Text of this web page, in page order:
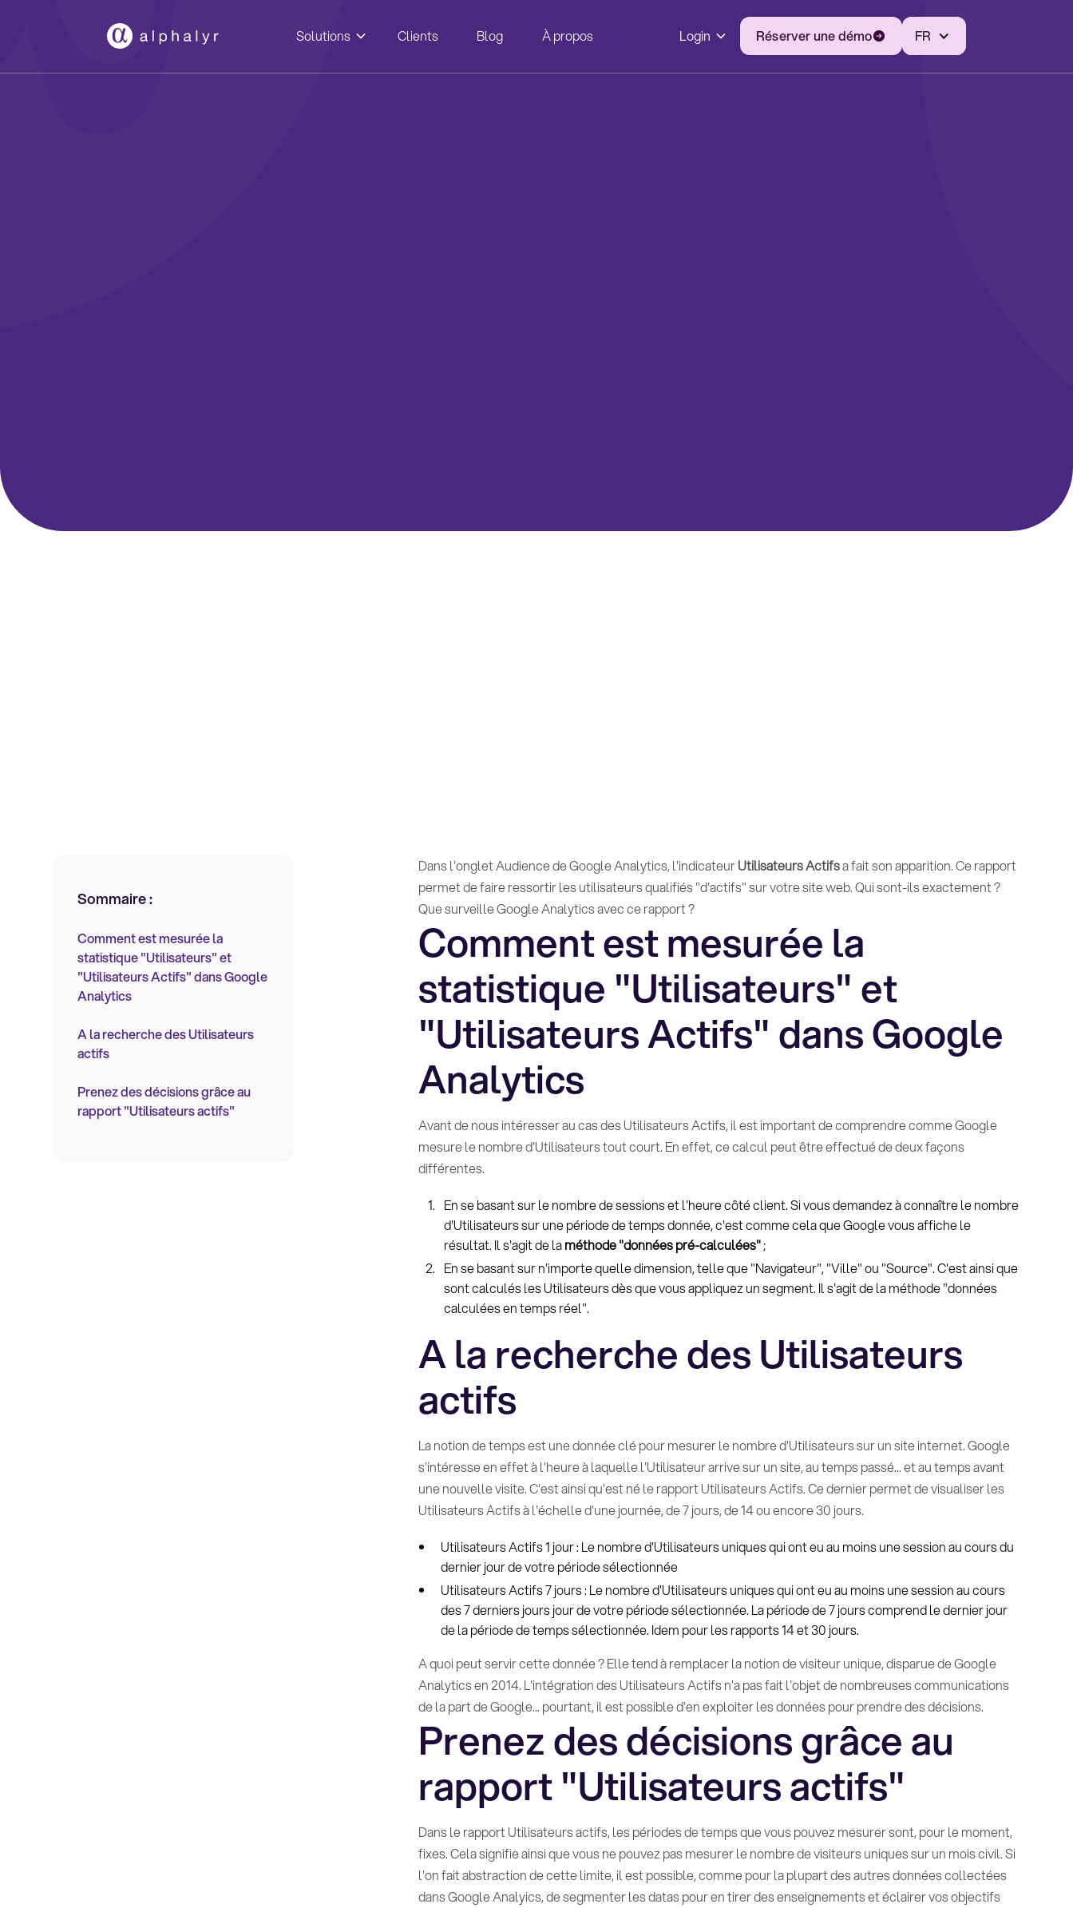
Solutions Clients Blog À propos Login Réserver une démo FR
Sommaire :
Comment est mesurée la
statistique "Utilisateurs" et
"Utilisateurs Actifs" dans Google
Analytics
A la recherche des Utilisateurs
actifs
Prenez des décisions grâce au
rapport "Utilisateurs actifs"
Dans l'onglet Audience de Google Analytics, l'indicateurUtilisateurs Actifsa fait son apparition. Ce rapport
permet de faire ressortir les utilisateurs qualifiés "d'actifs" sur votre site web. Qui sont-ils exactement ?
Que surveille Google Analytics avec ce rapport ?
Comment est mesurée la
statistique "Utilisateurs" et
"Utilisateurs Actifs" dans Google
Analytics
Avant de nous intéresser au cas des Utilisateurs Actifs, il est important de comprendre comme Google
mesure le nombre d'Utilisateurs tout court. En effet, ce calcul peut être effectué de deux façons
différentes.
En se basant sur le nombre de sessions et l'heure côté client. Si vous demandez à connaître le nombre
d'Utilisateurs sur une période de temps donnée, c'est comme cela que Google vous affiche le
résultat. Il s'agit de laméthode "données pré-calculées";
En se basant sur n'importe quelle dimension, telle que "Navigateur", "Ville" ou "Source". C'est ainsi que
sont calculés les Utilisateurs dès que vous appliquez un segment. Il s'agit de la méthode "données
calculées en temps réel".
A la recherche des Utilisateurs
actifs
La notion de temps est une donnée clé pour mesurer le nombre d'Utilisateurs sur un site internet. Google
s'intéresse en effet à l'heure à laquelle l'Utilisateur arrive sur un site, au temps passé... et au temps avant
une nouvelle visite. C'est ainsi qu'est né le rapport Utilisateurs Actifs. Ce dernier permet de visualiser les
Utilisateurs Actifs à l'échelle d'une journée, de 7 jours, de 14 ou encore 30 jours.
Utilisateurs Actifs 1 jour : Le nombre d'Utilisateurs uniques qui ont eu au moins une session au cours du
dernier jour de votre période sélectionnée
Utilisateurs Actifs 7 jours : Le nombre d'Utilisateurs uniques qui ont eu au moins une session au cours
des 7 derniers jours jour de votre période sélectionnée. La période de 7 jours comprend le dernier jour
de la période de temps sélectionnée. Idem pour les rapports 14 et 30 jours.
A quoi peut servir cette donnée ? Elle tend à remplacer la notion de visiteur unique, disparue de Google
Analytics en 2014. L'intégration des Utilisateurs Actifs n'a pas fait l'objet de nombreuses communications
de la part de Google... pourtant, il est possible d'en exploiter les données pour prendre des décisions.
Prenez des décisions grâce au
rapport "Utilisateurs actifs"
Dans le rapport Utilisateurs actifs, les périodes de temps que vous pouvez mesurer sont, pour le moment,
fixes. Cela signifie ainsi que vous ne pouvez pas mesurer le nombre de visiteurs uniques sur un mois civil. Si
l'on fait abstraction de cette limite, il est possible, comme pour la plupart des autres données collectées
dans Google Analyics, de segmenter les datas pour en tirer des enseignements et éclairer vos objectifs